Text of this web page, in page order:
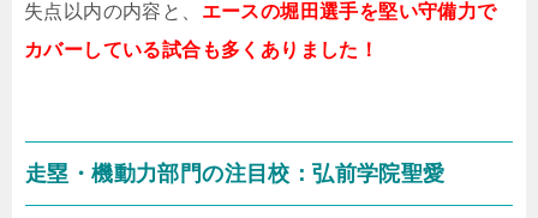
失点以内の内容と、 エースの堀田選手を堅い守備力で
カバーしている試合も多くありました！
走塁・機動力部門の注目校：弘前学院聖愛